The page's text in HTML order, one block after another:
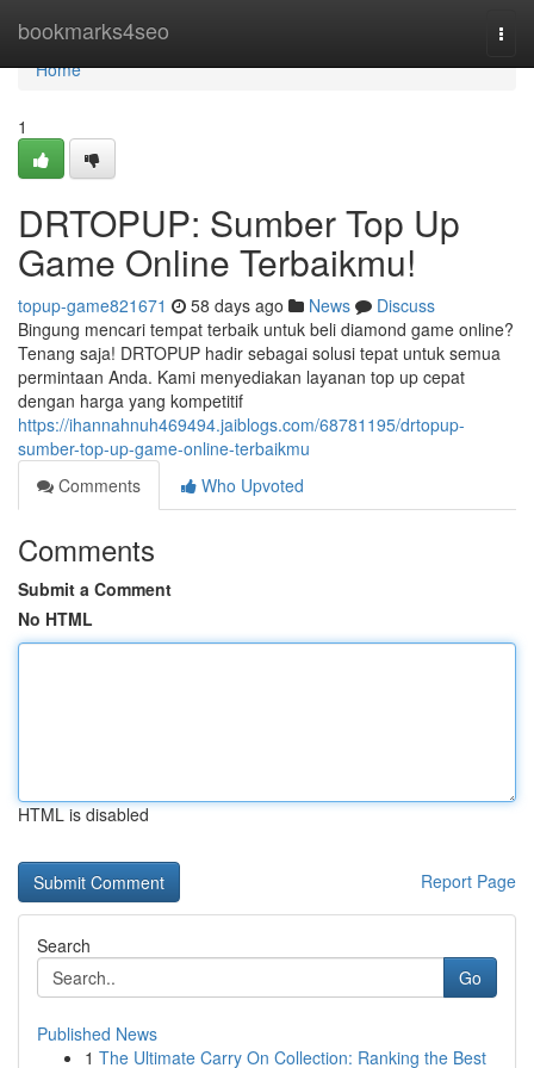
bookmarks4seo
Home
Home
1
DRTOPUP: Sumber Top Up
Game Online Terbaikmu!
topup-game821671 58 days ago News
Discuss
Bingung mencari tempat terbaik untuk beli diamond game online?
Tenang saja! DRTOPUP hadir sebagai solusi tepat untuk semua
permintaan Anda. Kami menyediakan layanan top up cepat
dengan harga yang kompetitif
https://ihannahnuh469494.jaiblogs.com/68781195/drtopup-
sumber-top-up-game-online-terbaikmu
Comments
Who Upvoted
Comments
Submit a Comment
No HTML
HTML is disabled
Report Page
Search
Go
Published News
1 The Ultimate Carry On Collection: Ranking the Best